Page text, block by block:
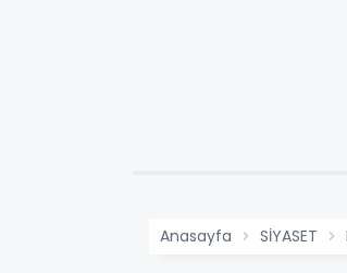
Anasayfa SİYASET